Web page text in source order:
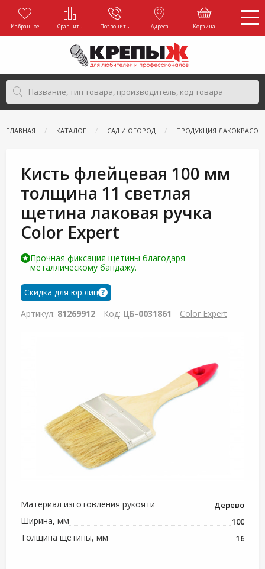
Избранное Сравнить Позвонить Адреса Корзина
ГЛАВНАЯ КАТАЛОГ САД И ОГОРОД ПРОДУКЦИЯ
Кисть флейцевая 100 мм
толщина 11 светлая
щетина лаковая ручка
Color Expert
Прочная фиксация щетины благодаря
металлическому бандажу.
Скидка для юр.лиц ?
Артикул: 81269912 Код: ЦБ-0031861 Color Expert
Материал изготовления рукояти Дерево
Ширина, мм 100
Толщина щетины, мм 16